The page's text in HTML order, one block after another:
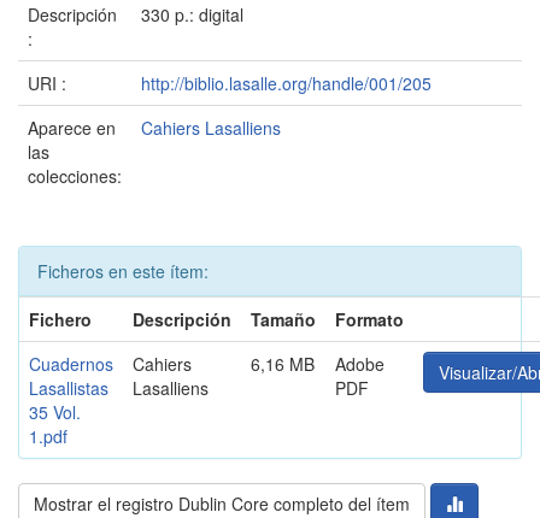
Descripción
:
330 p.: digital
URI :
http://biblio.lasalle.org/handle/001/205
Aparece en
las
colecciones:
Cahiers Lasalliens
Ficheros en este ítem:
Fichero
Descripción Tamaño
Formato
Cuadernos
Lasallistas
35 Vol.
1.pdf
Cahiers
Lasalliens
6,16 MB
Adobe
PDF
Visualizar/
Mostrar el registro Dublin Core completo del ítem